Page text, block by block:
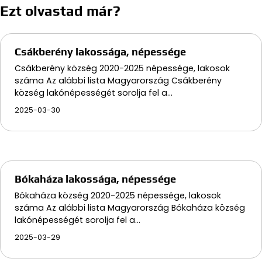
Ezt olvastad már?
Csákberény lakossága, népessége
Csákberény község 2020-2025 népessége, lakosok
száma Az alábbi lista Magyarország Csákberény
község lakónépességét sorolja fel a…
2025-03-30
Bókaháza lakossága, népessége
Bókaháza község 2020-2025 népessége, lakosok
száma Az alábbi lista Magyarország Bókaháza község
lakónépességét sorolja fel a…
2025-03-29